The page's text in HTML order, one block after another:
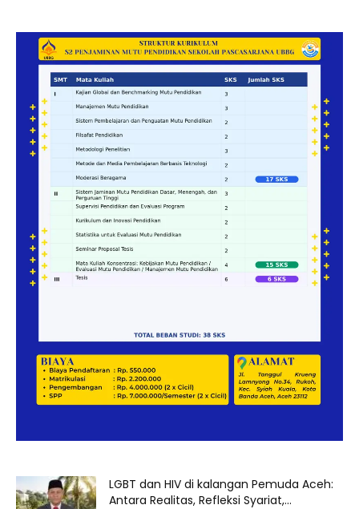
LGBT dan HIV di kalangan Pemuda Aceh:
Antara Realitas, Refleksi Syariat,...